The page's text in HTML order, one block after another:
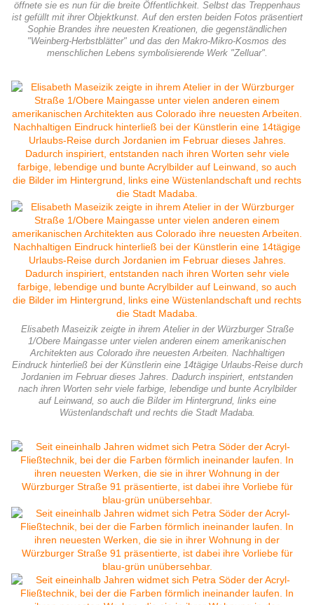
öffnete sie es nun für die breite Öffentlichkeit. Selbst das Treppenhaus
ist gefüllt mit ihrer Objektkunst. Auf den ersten beiden Fotos präsentiert
Sophie Brandes ihre neuesten Kreationen, die gegenständlichen
"Weinberg-Herbstblätter" und das den Makro-Mikro-Kosmos des
menschlichen Lebens symbolisierende Werk "Zelluar".
Elisabeth Maseizik zeigte in ihrem Atelier in der Würzburger Straße
1/Obere Maingasse unter vielen anderen einem amerikanischen
Architekten aus Colorado ihre neuesten Arbeiten. Nachhaltigen
Eindruck hinterließ bei der Künstlerin eine 14tägige Urlaubs-Reise durch
Jordanien im Februar dieses Jahres. Dadurch inspiriert, entstanden
nach ihren Worten sehr viele farbige, lebendige und bunte Acrylbilder
auf Leinwand, so auch die Bilder im Hintergrund, links eine
Wüstenlandschaft und rechts die Stadt Madaba.